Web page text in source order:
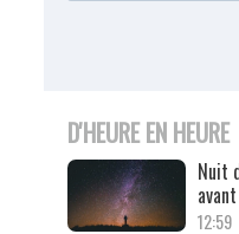
D'HEURE EN HEURE
Nuit
12:59